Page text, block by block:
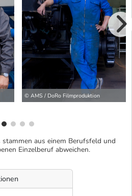
© AMS / DoRo Filmproduktion
stammen aus einem Berufsfeld und
Einzelberuf abweichen.